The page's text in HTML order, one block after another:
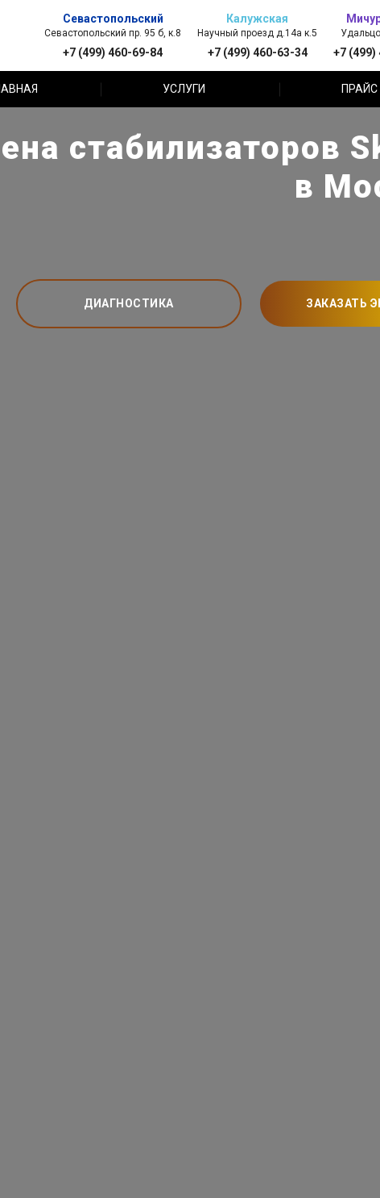
Севастопольский
Севастопольский пр. 95 б, к.8
+7 (499) 460-69-84
Калужская
Научный проезд д.14а к.5
+7 (499) 460-63-34 +7 (499)
УСЛУГИ
стабилизаторов
в
ДИАГНОСТИКА ЗАКАЗАТЬ